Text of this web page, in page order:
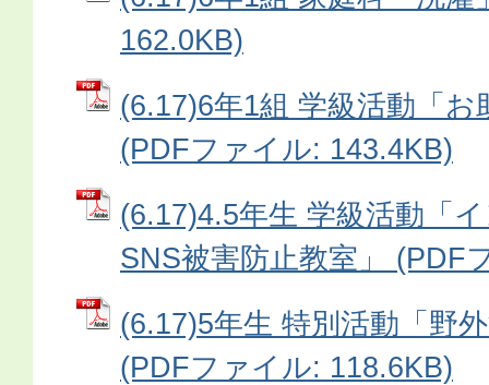
162.0KB)
(6.17)6年1組 学級活動「
(PDFファイル: 143.4KB)
(6.17)4.5年生 学級活動「
SNS被害防止教室」 (PDF
(6.17)5年生 特別活動「野
(PDFファイル: 118.6KB)